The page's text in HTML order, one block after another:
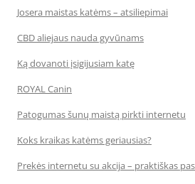
Josera maistas katėms – atsiliepimai
CBD aliejaus nauda gyvūnams
Ką dovanoti įsigijusiam katę
ROYAL Canin
Patogumas šunų maistą pirkti internetu
Koks kraikas katėms geriausias?
Prekės internetu su akcija – praktiškas